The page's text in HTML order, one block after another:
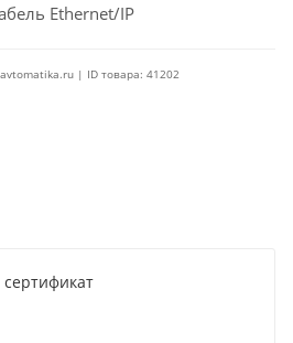
Ethernet/IP
| ID товара: 41202